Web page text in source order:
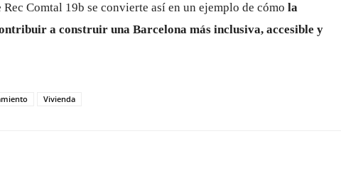
Comtal 19b se convierte así en un ejemplo de cómo la
a construir una Barcelona más inclusiva, accesible y
Vivienda